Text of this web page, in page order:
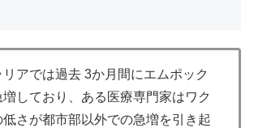
アでは過去 3か月間にエムポック
しており、ある医療専門家はワク
さが都市部以外での急増を引き起